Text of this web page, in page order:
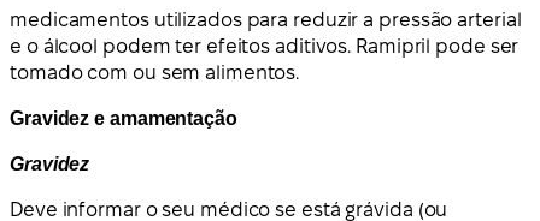
medicamentos utilizados para reduzir a pressão arterial
e o álcool podem ter efeitos aditivos. Ramipril pode ser
tomado com ou sem alimentos.
Gravidez e amamentação
Gravidez
Deve informar o seu médico se está grávida (ou